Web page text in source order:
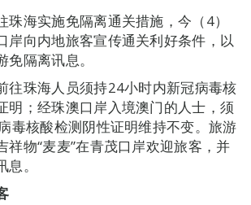
珠海实施免隔离通关措施，今（4）
岸向内地旅客宣传通关利好条件，以
隔离讯息。
往珠海人员须持24小时内新冠病毒核
明；经珠澳口岸入境澳门的人士，须
毒核酸检测阴性证明维持不变。旅游
祥物“麦麦”在青茂口岸欢迎旅客，并
。